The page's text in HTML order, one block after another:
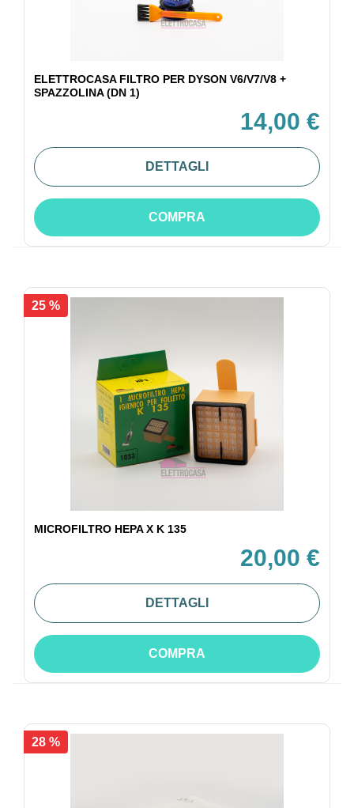
ELETTROCASA FILTRO PER DYSON V6/V7/V8 +
SPAZZOLINA (DN 1)
14,00 €
DETTAGLI
COMPRA
25 %
MICROFILTRO HEPA X K 135
20,00 €
DETTAGLI
COMPRA
28 %